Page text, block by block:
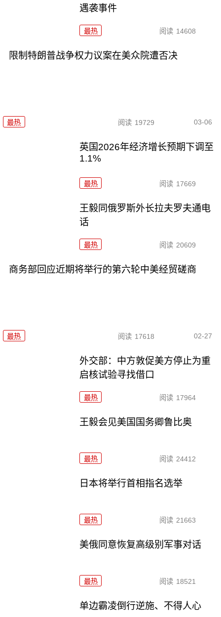
遇袭事件
最热 阅读 14608
限制特朗普战争权力议案在美众院遭否决
最热 阅读 19729 03-06
英国2026年经济增长预期下调至
1.1%
最热 阅读 17669
王毅同俄罗斯外长拉夫罗夫通电
话
最热 阅读 20609
商务部回应近期将举行的第六轮中美经贸磋商
最热 阅读 17618 02-27
外交部：中方敦促美方停止为重
启核试验寻找借口
最热 阅读 17964
王毅会见美国国务卿鲁比奥
最热 阅读 24412
日本将举行首相指名选举
最热 阅读 21663
美俄同意恢复高级别军事对话
最热 阅读 18521
单边霸凌倒行逆施、不得人心